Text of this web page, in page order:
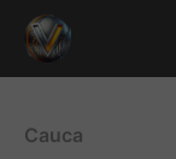
Cauca